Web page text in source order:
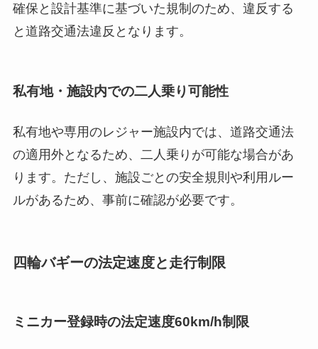
確保と設計基準に基づいた規制のため、違反する
と道路交通法違反となります。
私有地・施設内での二人乗り可能性
私有地や専用のレジャー施設内では、道路交通法
の適用外となるため、二人乗りが可能な場合があ
ります。ただし、施設ごとの安全規則や利用ルー
ルがあるため、事前に確認が必要です。
四輪バギーの法定速度と走行制限
ミニカー登録時の法定速度60km/h制限